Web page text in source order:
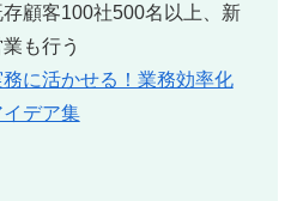
顧客100社500名以上、新
も行う
務に活かせる！業務効率化
デア集